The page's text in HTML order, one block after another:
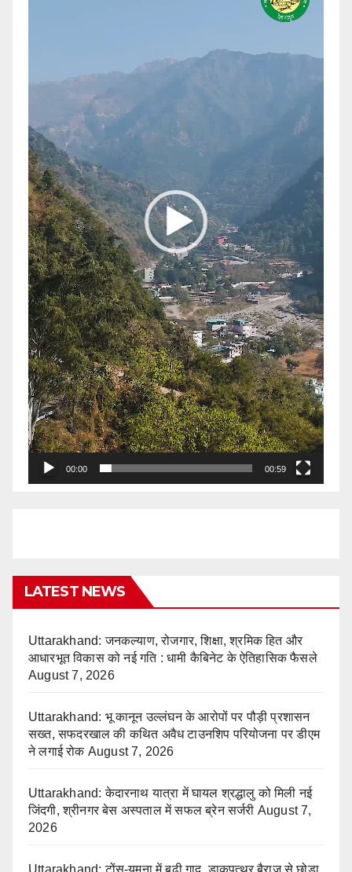
00:00 00:59
LATEST NEWS
Uttarakhand: जनकल्याण, रोजगार, शिक्षा, श्रमिक हित और
आधारभूत विकास को नई गति : धामी कैबिनेट के ऐतिहासिक फैसले
August 7, 2026
Uttarakhand: भू कानून उल्लंघन के आरोपों पर पौड़ी प्रशासन
सख्त, सफदरखाल की कथित अवैध टाउनशिप परियोजना पर डीएम
ने लगाई रोक August 7, 2026
Uttarakhand: केदारनाथ यात्रा में घायल श्रद्धालु को मिली नई
जिंदगी, श्रीनगर बेस अस्पताल में सफल ब्रेन सर्जरी August 7,
2026
Uttarakhand: टोंस-यमुना में बढ़ी गाद, डाकपत्थर बैराज से छोड़ा